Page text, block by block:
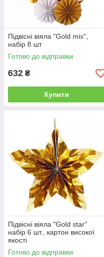
Підвісні віяла "Gold mix",
набір 8 шт
Готово до відправки
632 ₴
Купити
Підвісні віяла "Gold star"
набір 6 шт., картон високої
якості
Готово до відправки